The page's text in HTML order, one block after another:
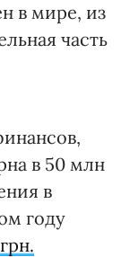
в мире, из
часть
в 50 млн
в
году